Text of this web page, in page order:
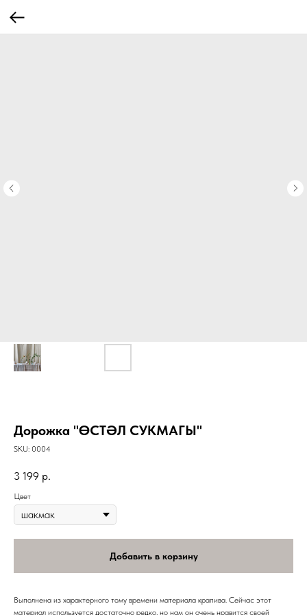
Дорожка "ӨСТӘЛ СУКМАГЫ"
SKU: 0004
3 199 р.
Цвет
Добавить в корзину
Выполнена из характерного тому времени материала крапива. Сейчас этот
материал используется достаточно редко, но нам он очень нравится своей